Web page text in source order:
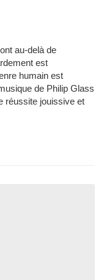
au-delà de
est
humain est
de Philip Glass
réussite jouissive et